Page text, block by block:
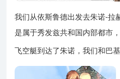
我们从依斯鲁德出发去朱诺-拉
是属于秀发兹共和国内部都市
飞空艇到达了朱诺，我们和巴